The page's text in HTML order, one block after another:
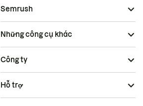
Semrush
Những công cụ khác
Công ty
Hỗ trợ